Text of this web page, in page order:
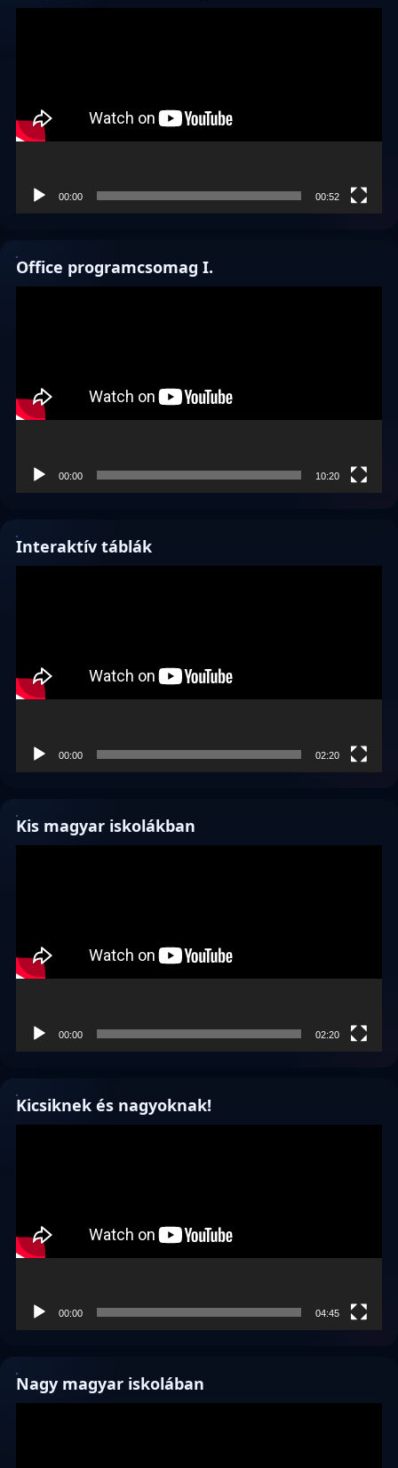
00:00 00:52
Office programcsomag I.
00:00 10:20
Interaktív táblák
00:00 02:20
Kis magyar iskolákban
00:00 02:20
Kicsiknek és nagyoknak!
00:00 04:45
Nagy magyar iskolában